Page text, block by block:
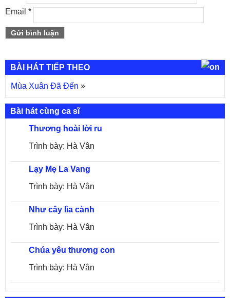
Email *
BÀI HÁT TIẾP THEO
Mùa Xuân Đã Đến »
Bài hát cùng ca sĩ
Thương hoài lời ru
Trình bày: Hà Vân
Lạy Mẹ La Vang
Trình bày: Hà Vân
Như cây lìa cành
Trình bày: Hà Vân
Chúa yêu thương con
Trình bày: Hà Vân